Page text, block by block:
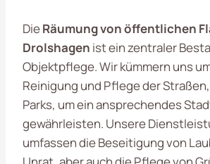
DieRäumung von öffentlichen
Drolshagen ist ein zentraler
Objektpflege. Wir kümmern uns
Reinigung und Pflege der
Parks, um ein ansprechendes
gewährleisten. Unsere
umfassen die Beseitigung von